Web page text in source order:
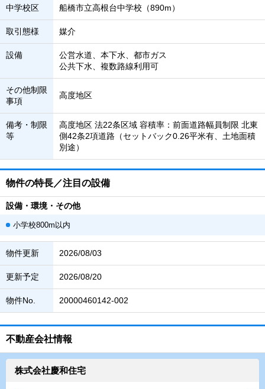
中学校区 船橋市立高根台中学校（890m）
取引態様 媒介
設備
公営水道、本下水、都市ガス
公共下水、複数路線利用可
その他制限
事項
高度地区
備考・制限
等
高度地区 法22条区域 容積率：前面道路幅員制限 北東
側42条2項道路（セットバック0.26平米有、土地面積
別途）
物件の特長／注目の設備
設備・環境・その他
小学校800m以内
物件更新 2026/08/03
更新予定 2026/08/20
物件No. 20000460142-002
不動産会社情報
株式会社慶和住宅